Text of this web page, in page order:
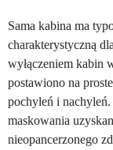
Sama kabina ma
charakterystyczną
wyłączeniem kabin
postawiono na
pochyleń i nachyleń.
maskowania
nieopancerzonego